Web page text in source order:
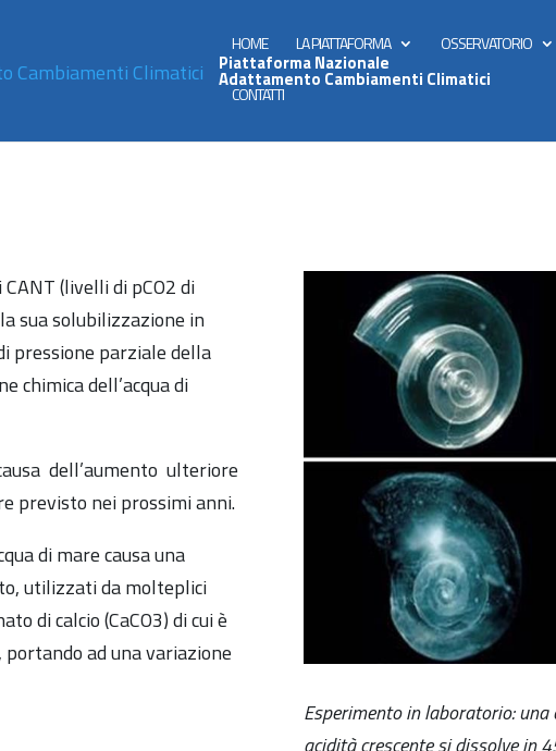
Piattaforma Nazionale
Adattamento Cambiamenti Climatici
HOME LA PIATTAFORMA OSSERVATORIO
CONTATTI
(livelli di pCO2 di
sua solubilizzazione in
pressione parziale della
chimica dell’acqua di
dell’aumento ulteriore
previsto nei prossimi anni.
di mare causa una
utilizzati da molteplici
di calcio (CaCO3) di cui è
ad una variazione
Esperimento in laboratorio: una
acidità crescente si dissolve in